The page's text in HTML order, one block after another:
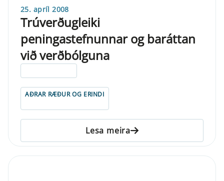
25. apríl 2008
Trúverðugleiki
peningastefnunnar og baráttan
við verðbólguna
AÐRAR RÆÐUR OG ERINDI
Lesa meira